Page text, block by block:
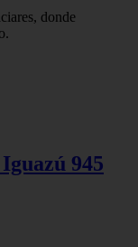
donde
945